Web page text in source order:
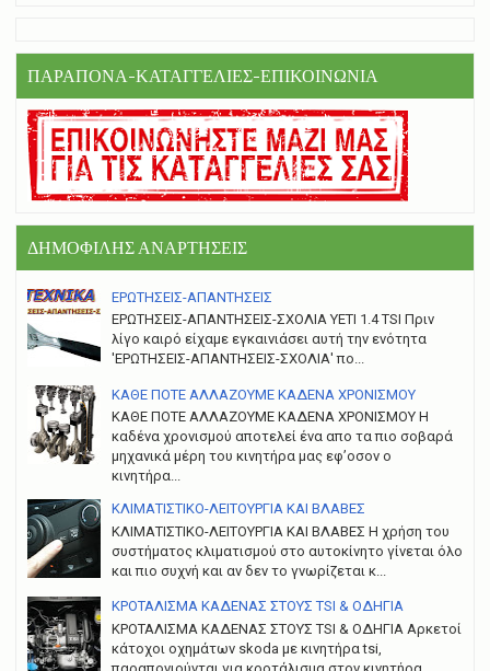
ΠΑΡΑΠΟΝΑ-ΚΑΤΑΓΓΕΛΙΕΣ-ΕΠΙΚΟΙΝΩΝΙΑ
ΔΗΜΟΦΙΛΗΣ ΑΝΑΡΤΗΣΕΙΣ
ΕΡΩΤΗΣΕΙΣ-ΑΠΑΝΤΗΣΕΙΣ
ΕΡΩΤΗΣΕΙΣ-ΑΠΑΝΤΗΣΕΙΣ-ΣΧΟΛΙΑ YETI 1.4 TSI Πριν
λίγο καιρό είχαμε εγκαινιάσει αυτή την ενότητα
'ΕΡΩΤΗΣΕΙΣ-ΑΠΑΝΤΗΣΕΙΣ-ΣΧΟΛΙΑ' πο...
ΚΑΘΕ ΠΟΤΕ ΑΛΛΑΖΟΥΜΕ ΚΑΔΕΝΑ ΧΡΟΝΙΣΜΟΥ
ΚΑΘΕ ΠΟΤΕ ΑΛΛΑΖΟΥΜΕ ΚΑΔΕΝΑ ΧΡΟΝΙΣΜΟΥ Η
καδένα χρονισμού αποτελεί ένα απο τα πιο σοβαρά
μηχανικά μέρη του κινητήρα μας εφ’οσον ο
κινητήρα...
ΚΛΙΜΑΤΙΣΤΙΚΟ-ΛΕΙΤΟΥΡΓΙΑ ΚΑΙ ΒΛΑΒΕΣ
ΚΛΙΜΑΤΙΣΤΙΚΟ-ΛΕΙΤΟΥΡΓΙΑ ΚΑΙ ΒΛΑΒΕΣ H χρήση του
συστήματος κλιματισμού στο αυτοκίνητο γίνεται όλο
και πιο συχνή και αν δεν το γνωρίζεται κ...
ΚΡΟΤΑΛΙΣΜΑ ΚΑΔΕΝΑΣ ΣΤΟΥΣ TSI & ΟΔΗΓΙΑ
ΚΡΟΤΑΛΙΣΜΑ ΚΑΔΕΝΑΣ ΣΤΟΥΣ TSI & ΟΔΗΓΙΑ Αρκετοί
κάτοχοι οχημάτων skoda με κινητήρα tsi,